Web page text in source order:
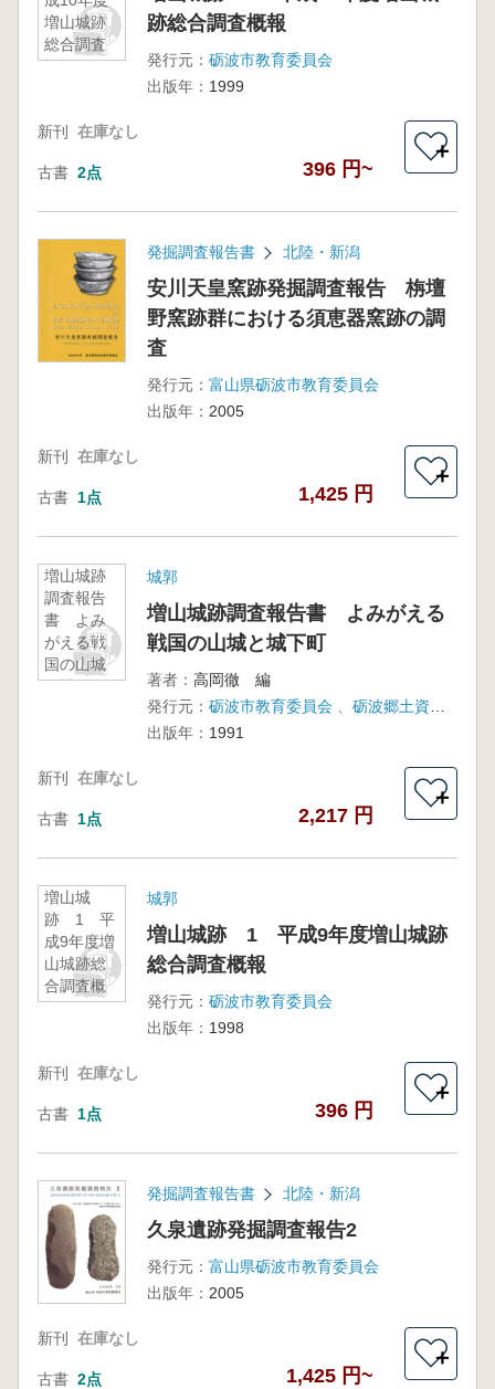
増山城跡
総合調査
概報
跡総合調査概報
発行元： 砺波市教育委員会
出版年： 1999
新刊 在庫なし
古書 2点 396 円~
＋
発掘調査報告書 北陸・新潟
安川天皇窯跡発掘調査報告 栴壇
野窯跡群における須恵器窯跡の調
査
発行元： 富山県砺波市教育委員会
出版年： 2005
新刊 在庫なし
古書 1点 1,425 円
＋
増山城跡
調査報告
書 よみ
がえる戦
国の山城
と城下町
城郭
増山城跡調査報告書 よみがえる
戦国の山城と城下町
著者： 高岡徹 編
発行元：
出版年： 1991
新刊 在庫なし
古書 1点 2,217 円
＋
増山城
跡 1 平
成9年度増
山城跡総
合調査概
報
城郭
増山城跡 1 平成9年度増山城跡
総合調査概報
発行元： 砺波市教育委員会
出版年： 1998
新刊 在庫なし
古書 1点 396 円
＋
発掘調査報告書 北陸・新潟
久泉遺跡発掘調査報告2
発行元： 富山県砺波市教育委員会
出版年： 2005
新刊 在庫なし
古書 2点 1,425 円~
＋